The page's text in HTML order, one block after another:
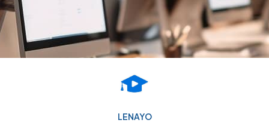
LENAYO